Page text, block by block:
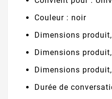
Couleur : noir
Dimensions
Dimensions
Dimensions
Durée de